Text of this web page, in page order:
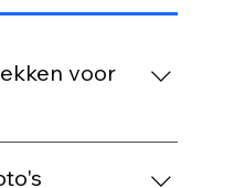
voor
voelt! Rustige
prints werken